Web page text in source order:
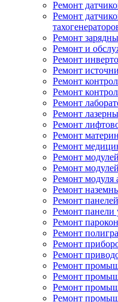
Ремонт
Ремонт
Ремонт
Ремонт и
Ремонт
Ремонт
Ремонт
Ремонт
Ремонт
Ремонт
Ремонт
Ремонт
Ремонт
Ремонт
Ремонт
Ремонт модуля
Ремонт
Ремонт
Ремонт панели
Ремонт
Ремонт
Ремонт
Ремонт
Ремонт
Ремонт
Ремонт
Ремонт